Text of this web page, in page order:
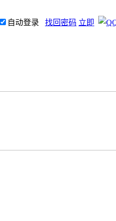
自动登录 找回密码 立即